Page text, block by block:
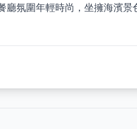
氛圍年輕時尚，坐擁海濱